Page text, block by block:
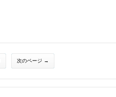
次のページ →